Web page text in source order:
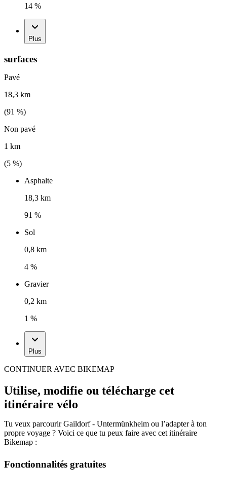
14 %
Plus
surfaces
Pavé
18,3 km
(91 %)
Non pavé
1 km
(5 %)
Asphalte
18,3 km
91 %
Sol
0,8 km
4 %
Gravier
0,2 km
1 %
Plus
CONTINUER AVEC BIKEMAP
Utilise, modifie ou télécharge cet
itinéraire vélo
Tu veux parcourir Gaildorf - Untermünkheim ou l’adapter à ton
propre voyage ? Voici ce que tu peux faire avec cet itinéraire
Bikemap :
Fonctionnalités gratuites